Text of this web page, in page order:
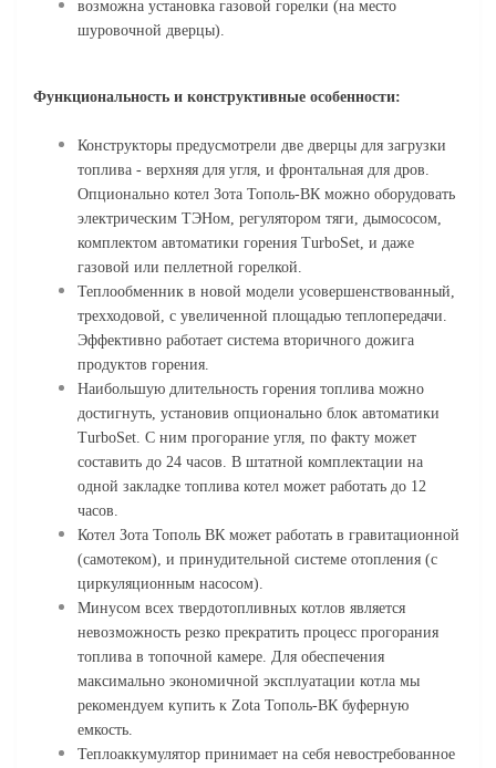
возможна установка газовой горелки (на место
шуровочной дверцы).
Функциональность и конструктивные особенности:
Конструкторы предусмотрели две дверцы для загрузки
топлива - верхняя для угля, и фронтальная для дров.
Опционально котел Зота Тополь-ВК можно оборудовать
электрическим ТЭНом, регулятором тяги, дымососом,
комплектом автоматики горения ТurboSet, и даже
газовой или пеллетной горелкой.
Теплообменник в новой модели усовершенствованный,
трехходовой, с увеличенной площадью теплопередачи.
Эффективно работает система вторичного дожига
продуктов горения.
Наибольшую длительность горения топлива можно
достигнуть, установив опционально блок автоматики
TurboSet. С ним прогорание угля, по факту может
составить до 24 часов. В штатной комплектации на
одной закладке топлива котел может работать до 12
часов.
Котел Зота Тополь ВК может работать в гравитационной
(самотеком), и принудительной системе отопления (с
циркуляционным насосом).
Минусом всех твердотопливных котлов является
невозможность резко прекратить процесс прогорания
топлива в топочной камере. Для обеспечения
максимально экономичной эксплуатации котла мы
рекомендуем купить к Zota Тополь-ВК буферную
емкость.
Теплоаккумулятор принимает на себя невостребованное